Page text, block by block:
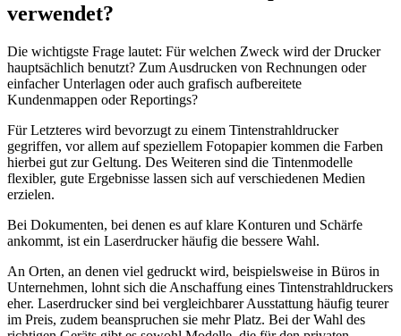
verwendet?
Die wichtigste Frage lautet: Für welchen Zweck wird der Drucker
hauptsächlich benutzt? Zum Ausdrucken von Rechnungen oder
einfacher Unterlagen oder auch grafisch aufbereitete
Kundenmappen oder Reportings?
Für Letzteres wird bevorzugt zu einem Tintenstrahldrucker
gegriffen, vor allem auf speziellem Fotopapier kommen die Farben
hierbei gut zur Geltung. Des Weiteren sind die Tintenmodelle
flexibler, gute Ergebnisse lassen sich auf verschiedenen Medien
erzielen.
Bei Dokumenten, bei denen es auf klare Konturen und Schärfe
ankommt, ist ein Laserdrucker häufig die bessere Wahl.
An Orten, an denen viel gedruckt wird, beispielsweise in Büros in
Unternehmen, lohnt sich die Anschaffung eines Tintenstrahldruckers
eher. Laserdrucker sind bei vergleichbarer Ausstattung häufig teurer
im Preis, zudem beanspruchen sie mehr Platz. Bei der Wahl des